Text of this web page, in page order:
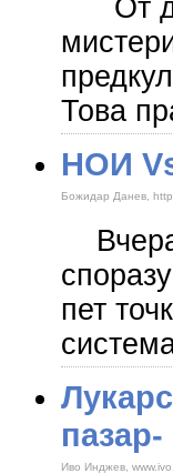
От
Това
НОИ
Божидар Данев,
Вчера
пет
Иво Инджев,